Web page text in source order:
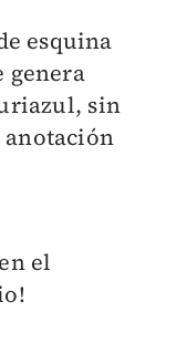
esquina
genera
sin
anotación
el